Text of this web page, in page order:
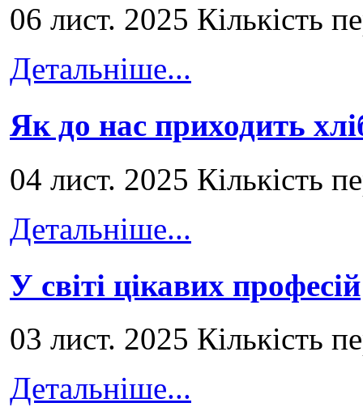
06 лист. 2025 Кількість
Детальніше...
Як до нас приходить
04 лист. 2025 Кількість
Детальніше...
У світі цікавих професій
03 лист. 2025 Кількість
Детальніше...